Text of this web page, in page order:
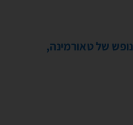
של טאורמינה,